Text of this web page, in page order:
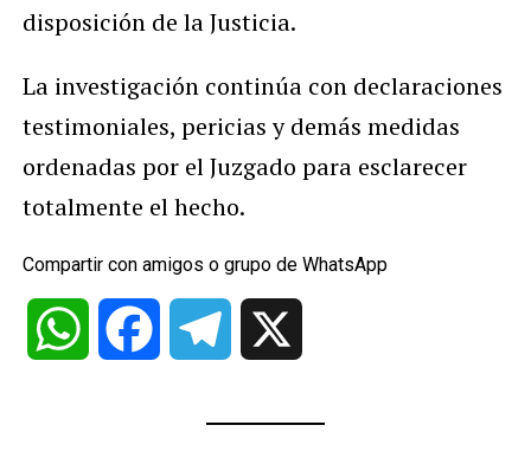
disposición de la Justicia.
La investigación continúa con declaraciones
testimoniales, pericias y demás medidas
ordenadas por el Juzgado para esclarecer
totalmente el hecho.
Compartir con amigos o grupo de WhatsApp
WhatsApp Facebook Telegram